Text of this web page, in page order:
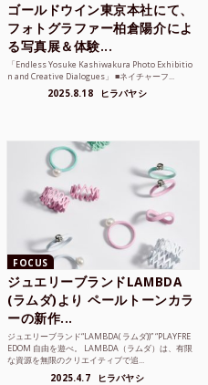
ゴールドウイン東京本社にて、
フォトグラファー柏倉陽介によ
る写真展＆体験...
「Endless Yosuke Kashiwakura Photo Exhibitio
n and Creative Dialogues」 ■ネイチャーフ...
2025.8.18 ヒラバヤシ
FOCUS
ジュエリーブランドLAMBDA
(ラムダ)より ペールトーンカラ
ーの新作...
ジュエリーブランド“LAMBDA( ラムダ))” “PLAYFRE
EDOM 自由を遊べ。 LAMBDA（ラムダ）は、有限
な資源を無限のクリエイティブで追...
2025.4.7 ヒラバヤシ